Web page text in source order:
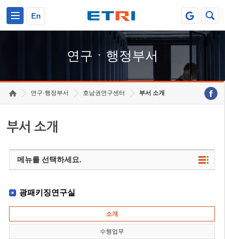
En
연구ㆍ행정부서
연구·행정부서 호남권연구센터 부서 소개
부서 소개
메뉴를 선택하세요.
광패키징연구실
소개
수행업무